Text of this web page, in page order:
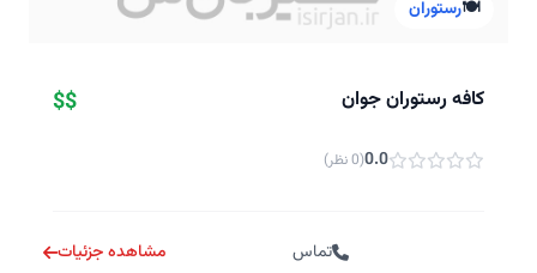
🍽️رستوران
کافه رستوران جوان $$
0.0(0 نظر)
تماس مشاهده جزئیات